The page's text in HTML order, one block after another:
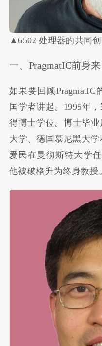
▲6502 处理器的共同
一、Pr​​agmatIC前身
如果要回顾Pr​​agmatIC
国学者讲起。1995年
得博士学位。博士毕
大学、德国慕尼黑大
爱民在曼彻斯特大学
他被破格升为终身教授